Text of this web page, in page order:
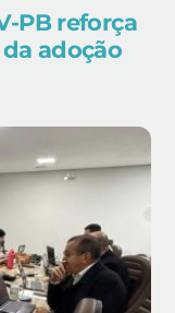
PB reforça
adoção